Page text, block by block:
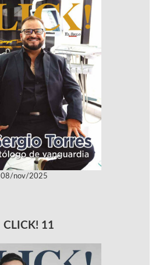
08/nov/2025
CLICK! 11